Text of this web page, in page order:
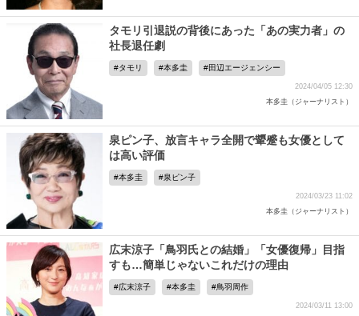
タモリ引退説の背後にあった「あの実力者」の
社長退任劇
タモリ 本多圭 田辺エージェンシー
2024/04/05 12:30
本多圭（ジャーナリスト）
泉ピン子、放言キャラ全開で顰蹙も女優として
は高い評価
本多圭 泉ピン子
2024/03/23 11:02
本多圭（ジャーナリスト）
広末涼子「鳥羽氏との結婚」「女優復帰」目指
すも…簡単じゃないこれだけの理由
広末涼子 本多圭 鳥羽周作
2024/03/11 13:00